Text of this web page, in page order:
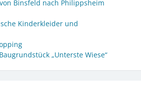
Binsfeld nach Philippsheim
Kinderkleider und
„Unterste Wiese“